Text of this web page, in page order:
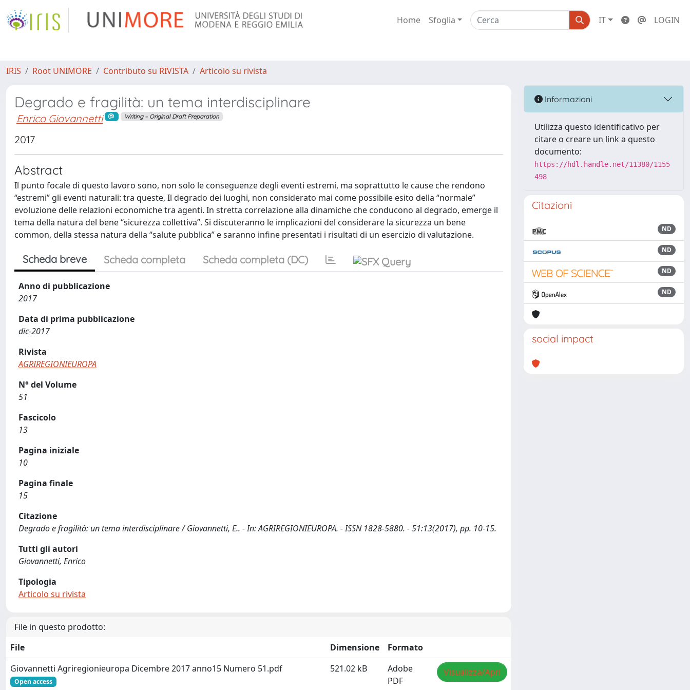
Home Sfoglia IT LOGIN
IRIS Root UNIMORE Contributo su RIVISTA Articolo su rivista
Degrado e fragilità: un tema interdisciplinare
Enrico Giovannetti Writing – Original Draft Preparation
2017
Abstract
Il punto focale di questo lavoro sono, non solo le conseguenze degli eventi estremi, ma soprattutto le cause che rendono
“estremi” gli eventi naturali: tra queste, Il degrado dei luoghi, non considerato mai come possibile esito della “normale”
evoluzione delle relazioni economiche tra agenti. In stretta correlazione alla dinamiche che conducono al degrado, emerge il
tema della natura del bene “sicurezza collettiva”. Si discuteranno le implicazioni del considerare la sicurezza un bene
common, della stessa natura della “salute pubblica” e saranno infine presentati i risultati di un esercizio di valutazione.
Scheda breve Scheda completa Scheda completa (DC)
Anno di pubblicazione
2017
Data di prima pubblicazione
dic-2017
Rivista
AGRIREGIONIEUROPA
N° del Volume
51
Fascicolo
13
Pagina iniziale
10
Pagina finale
15
Citazione
Degrado e fragilità: un tema interdisciplinare / Giovannetti, E.. - In: AGRIREGIONIEUROPA. - ISSN 1828-5880. - 51:13(2017), pp. 10-15.
Tutti gli autori
Giovannetti, Enrico
Tipologia
Articolo su rivista
File in questo prodotto:
File
Dimensione
Formato
Giovannetti Agriregionieuropa Dicembre 2017 anno15 Numero 51.pdf
Open access
521.02 kB
Adobe
PDF
Visualizza/Apri
Informazioni
Utilizza questo identificativo per
citare o creare un link a questo
documento:
https://hdl.handle.net/11380/1155
498
Citazioni
ND
ND
ND
ND
social impact